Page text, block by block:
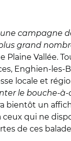
campagne
grand
Vallée.
Enghien-les-
locale et
le bouche-à-
bientôt un
qui ne
de ces